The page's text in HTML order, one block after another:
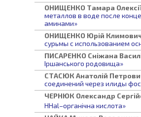
ОНИЩЕНКО Тамара
металлов в воде после
аминами»
ОНИЩЕНКО Юрій
сурьмы с использованием
ПИСАРЕНКО Сніжана
Іршанського родовища»
СТАСЮК Анатолій
соединений через илиды
ЧЕРНЮК Олександр
HHal–органічна кислота»